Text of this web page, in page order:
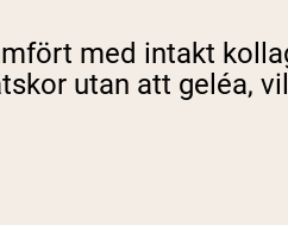
med intakt
utan att geléa,